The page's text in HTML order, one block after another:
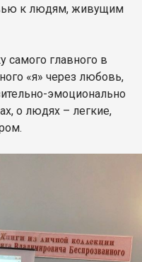
к людям, живущим
самого главного в
«я» через любовь,
эмоционально
о людях – легкие,